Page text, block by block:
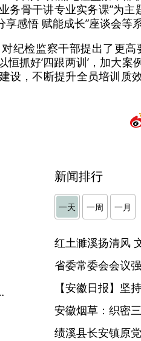
骨干讲专业实务课”为主
感悟 赋能成长”座谈会等系
纪检监察干部提出了更
抓好‘四跟两训’，加大
设，不断提升全员培训
纪律审查和监察调查
新闻排行
一天 一周 一月
【安徽日报】坚
安徽烟草：织密